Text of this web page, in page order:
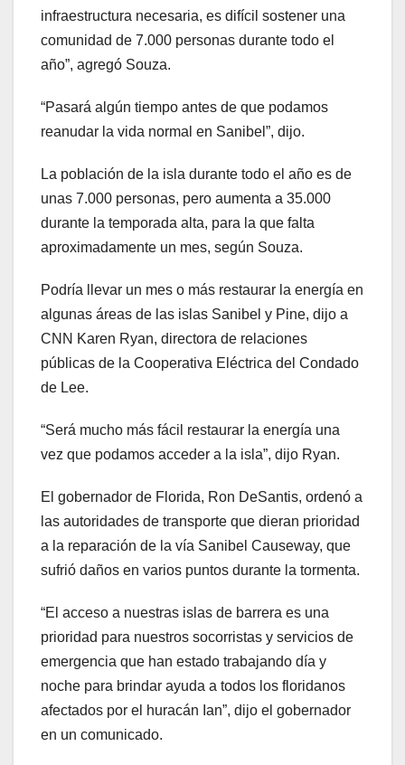
infraestructura necesaria, es difícil sostener una
comunidad de 7.000 personas durante todo el
año”, agregó Souza.
“Pasará algún tiempo antes de que podamos
reanudar la vida normal en Sanibel”, dijo.
La población de la isla durante todo el año es de
unas 7.000 personas, pero aumenta a 35.000
durante la temporada alta, para la que falta
aproximadamente un mes, según Souza.
Podría llevar un mes o más restaurar la energía en
algunas áreas de las islas Sanibel y Pine, dijo a
CNN Karen Ryan, directora de relaciones
públicas de la Cooperativa Eléctrica del Condado
de Lee.
“Será mucho más fácil restaurar la energía una
vez que podamos acceder a la isla”, dijo Ryan.
El gobernador de Florida, Ron DeSantis, ordenó a
las autoridades de transporte que dieran prioridad
a la reparación de la vía Sanibel Causeway, que
sufrió daños en varios puntos durante la tormenta.
“El acceso a nuestras islas de barrera es una
prioridad para nuestros socorristas y servicios de
emergencia que han estado trabajando día y
noche para brindar ayuda a todos los floridanos
afectados por el huracán Ian”, dijo el gobernador
en un comunicado.